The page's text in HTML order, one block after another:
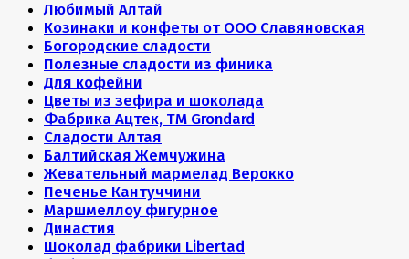
Любимый Алтай
Козинаки и конфеты от ООО Славяновская
Богородские сладости
Полезные сладости из финика
Для кофейни
Цветы из зефира и шоколада
Фабрика Ацтек, ТМ Grondard
Сладости Алтая
Балтийская Жемчужина
Жевательный мармелад Верокко
Печенье Кантуччини
Маршмеллоу фигурное
Династия
Шоколад фабрики Libertad